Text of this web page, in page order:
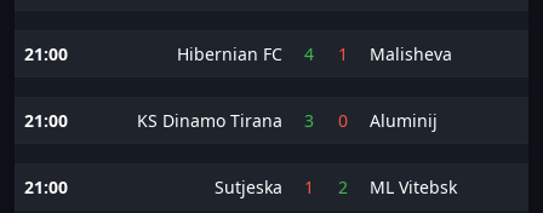
21:00 Hibernian FC 4 1 Malisheva
21:00 KS Dinamo Tirana 3 0 Aluminij
21:00 Sutjeska 1 2 ML Vitebsk